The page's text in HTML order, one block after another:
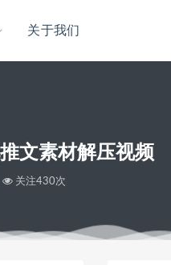
关于我们
文素材解压视频
关注430次